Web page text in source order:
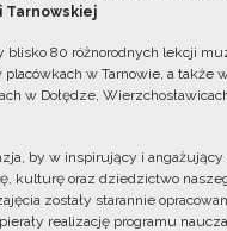
Tarnowskiej
blisko 80 różnorodnych lekcji
w Tarnowie, a także
w Dołędze,
by w inspirujący i angażujący
kulturę oraz dziedzictwo
zostały starannie
realizację programu